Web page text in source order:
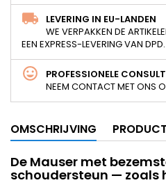
LEVERING IN EU-LANDEN
WE VERPAKKEN DE
EEN EXPRESS-LEVERING VAN DPD.
PROFESSIONELE
NEEM CONTACT MET ONS
OMSCHRIJVING
De Mauser met
schoudersteun — zoals